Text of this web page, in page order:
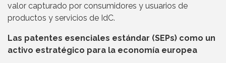
valor capturado por consumidores y usuarios de
productos y servicios de IdC.
Las patentes esenciales estándar (SEPs) como un
activo estratégico para la economía europea